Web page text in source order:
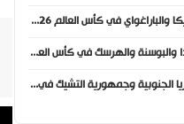
موعد مباراة أمريكا والباراغواي في كأس العالم 2026 والقنوات الناقلة
موعد مباراة كندا والبوسنة والهرسك في كأس العالم 2026 والقنوات الناقلة
موعد مباراة كوريا الجنوبية وجمهورية التشيك في كأس العالم 2026 والقنوات الناقلة